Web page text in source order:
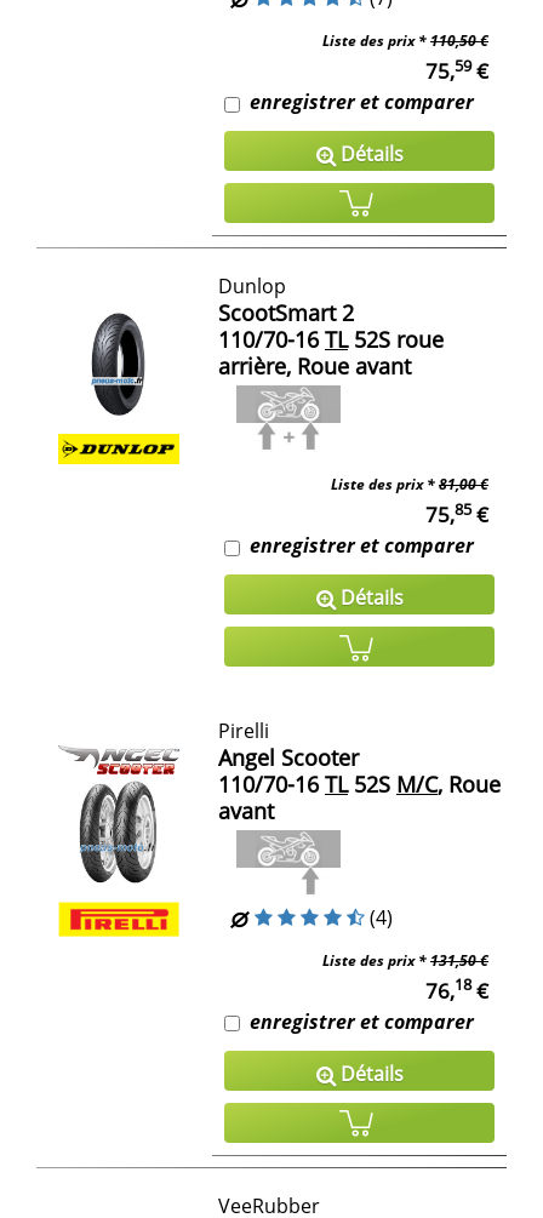
Liste des prix *110,50 €
75,59€
enregistrer et comparer
Détails
Dunlop
ScootSmart 2
110/70-16 TL52S roue
arrière, Roue avant
Liste des prix *81,00 €
75,85€
enregistrer et comparer
Détails
Pirelli
Angel Scooter
110/70-16 TL52S M/C, Roue
avant
(4)
Liste des prix *131,50 €
76,18€
enregistrer et comparer
Détails
VeeRubber